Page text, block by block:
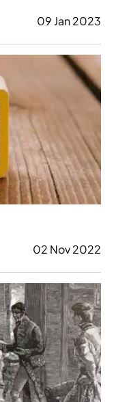
09 Jan 2023
02 Nov 2022